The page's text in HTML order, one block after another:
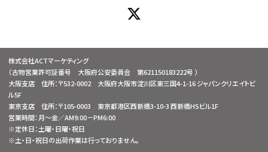
株式会社ACTマーケティング
（古物営業許可証番号 大阪府公安委員会 第621150183222号 ）
大阪支店 住所：〒532-0002 大阪府大阪市淀川区東三国4-1-16 ジャパンクリエイトビ
ル5F
東京支店 住所：〒105-0003 東京都港区西新橋3-10-3 西新橋HSビル1F
営業時間：月～金／AM9:00－PM6:00
※定休日：土曜・日曜・祝日
※土・日・祝日の出荷作業は行っておりません。